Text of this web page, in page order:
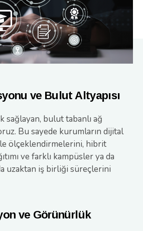
ve Bulut Altyapısı
bulut tabanlı ağ
Bu sayede kurumların dijital
ölçeklendirmelerini, hibrit
ve farklı kampüsler ya da
uzaktan iş birliği süreçlerini
ve Görünürlük